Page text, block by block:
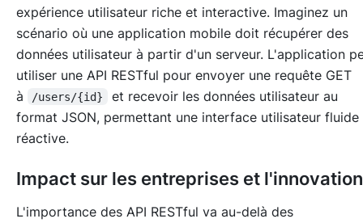
expérience utilisateur riche et interactive. Imaginez un
scénario où une application mobile doit récupérer des
données utilisateur à partir d'un serveur. L'application
utiliser une API RESTful pour envoyer une requête GET
à
/users/{id}
et recevoir les données utilisateur au
format JSON, permettant une interface utilisateur fluide
réactive.
Impact sur les entreprises et l'innovation
L'importance des API RESTful va au-delà des